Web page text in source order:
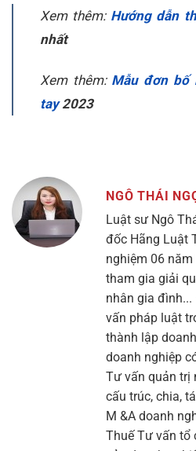
Xem thêm: Hướng dẫn
nhất
Xem thêm: Mẫu đơn bố
tay2023
NGÔ THÁI
Luật sư Ngô
đốc Hãng Luật
nghiệm 06
tham gia giải
nhân gia
vấn pháp luật
thành lập
doanh nghiệp
Tư vấn quản trị
cấu trúc, chia,
M &A doanh
Thuế Tư vấn tổ